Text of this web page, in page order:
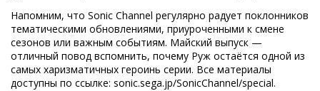
Напомним, что Sonic Channel регулярно радует поклонников
тематическими обновлениями, приуроченными к смене
сезонов или важным событиям. Майский выпуск —
отличный повод вспомнить, почему Руж остаётся одной из
самых харизматичных героинь серии. Все материалы
доступны по ссылке: sonic.sega.jp/SonicChannel/special.